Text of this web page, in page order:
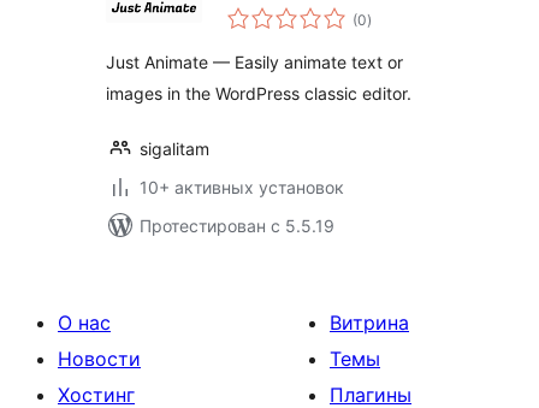
(0общий
рейтинг
)
Just Animate — Easily animate text or
images in the WordPress classic editor.
sigalitam
10+ активных установок
Протестирован с 5.5.19
О нас
Новости
Хостинг
Витрина
Темы
Плагины